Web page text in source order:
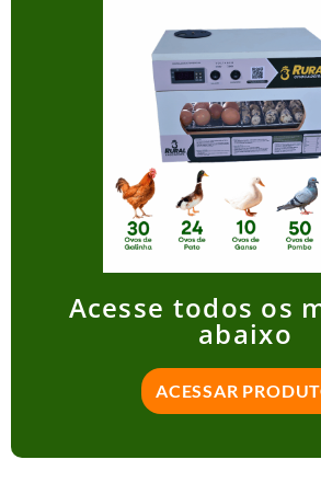
Acesse todos os
abaixo
ACESSAR